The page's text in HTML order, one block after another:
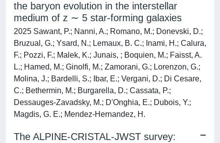
the baryon evolution in the interstellar
medium of z ∼ 5 star-forming galaxies
2025 Sawant, P.; Nanni, A.; Romano, M.; Donevski, D.;
Bruzual, G.; Ysard, N.; Lemaux, B. C.; Inami, H.; Calura,
F.; Pozzi, F.; Malek, K.; Junais, ; Boquien, M.; Faisst, A.
L.; Hamed, M.; Ginolfi, M.; Zamorani, G.; Lorenzon, G.;
Molina, J.; Bardelli, S.; Ibar, E.; Vergani, D.; Di Cesare,
C.; Bethermin, M.; Burgarella, D.; Cassata, P.;
Dessauges-Zavadsky, M.; D'Onghia, E.; Dubois, Y.;
Magdis, G. E.; Mendez-Hernandez, H.
The ALPINE-CRISTAL-JWST survey: